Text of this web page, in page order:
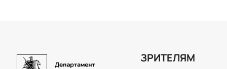
ЗРИТЕЛЯМ